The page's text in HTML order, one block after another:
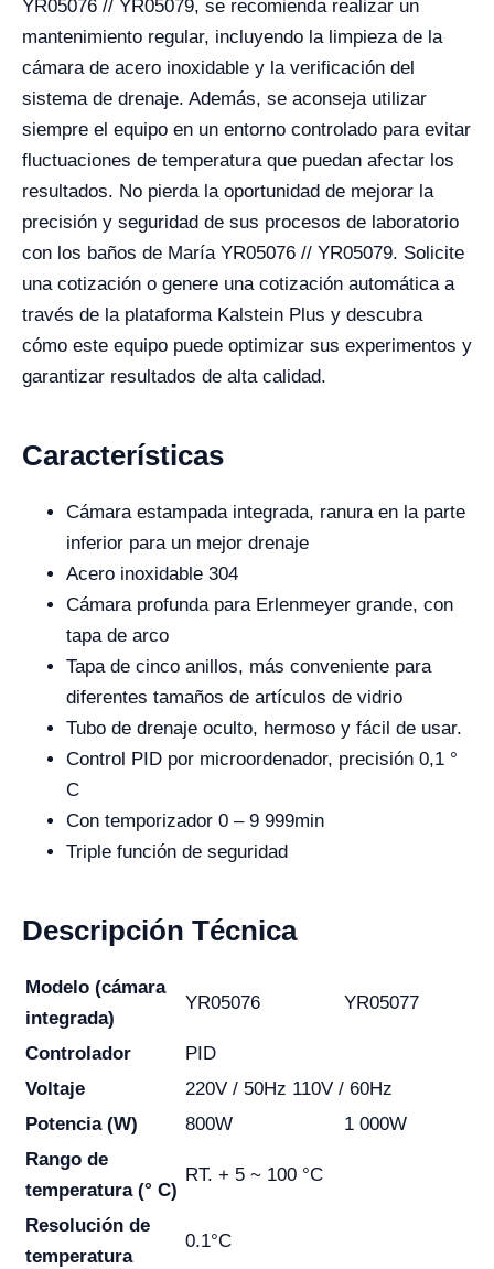
YR05076 // YR05079, se recomienda realizar un
mantenimiento regular, incluyendo la limpieza de la
cámara de acero inoxidable y la verificación del
sistema de drenaje. Además, se aconseja utilizar
siempre el equipo en un entorno controlado para evitar
fluctuaciones de temperatura que puedan afectar los
resultados. No pierda la oportunidad de mejorar la
precisión y seguridad de sus procesos de laboratorio
con los baños de María YR05076 // YR05079. Solicite
una cotización o genere una cotización automática a
través de la plataforma Kalstein Plus y descubra
cómo este equipo puede optimizar sus experimentos y
garantizar resultados de alta calidad.
Características
Cámara estampada integrada, ranura en la parte
inferior para un mejor drenaje
Acero inoxidable 304
Cámara profunda para Erlenmeyer grande, con
tapa de arco
Tapa de cinco anillos, más conveniente para
diferentes tamaños de artículos de vidrio
Tubo de drenaje oculto, hermoso y fácil de usar.
Control PID por microordenador, precisión 0,1 °
C
Con temporizador 0 – 9 999min
Triple función de seguridad
Descripción Técnica
Modelo (cámara
integrada)
YR05076 YR05077
Controlador
PID
Voltaje
220V / 50Hz 110V / 60Hz
Potencia (W)
800W
1 000W
Rango de
temperatura (° C)
RT. + 5 ~ 100 °C
Resolución de
temperatura
0.1°C